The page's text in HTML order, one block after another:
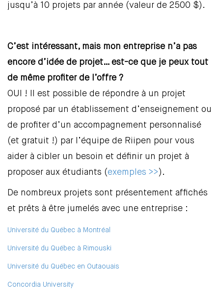
jusqu’à 10 projets par année (valeur de 2500 $).
C’est intéressant, mais mon entreprise n’a pas
encore d’idée de projet… est-ce que je peux tout
de même profiter de l’offre ?
OUI ! Il est possible de répondre à un projet
proposé par un établissement d’enseignement ou
de profiter d’un accompagnement personnalisé
(et gratuit !) par l’équipe de Riipen pour vous
aider à cibler un besoin et définir un projet à
proposer aux étudiants (exemples >> ).
De nombreux projets sont présentement affichés
et prêts à être jumelés avec une entreprise :
Université du Québec à Montréal
Université du Québec à Rimouski
Université du Québec en Outaouais
Concordia University